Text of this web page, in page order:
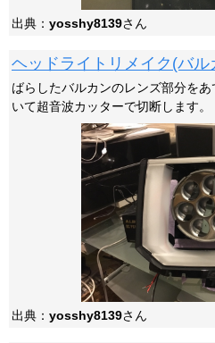
出典： yosshy8139さん
ヘッドライトリメイク(バ
ばらしたバルカンのレンズ部分を
いて超音波カッターで切断します。
出典： yosshy8139さん